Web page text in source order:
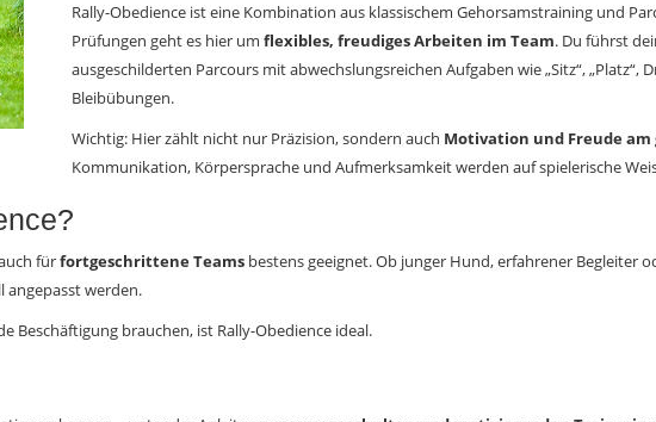
Rally-Obedience ist eine Kombination aus klassischem Gehorsamstraining und
Prüfungen geht es hier um flexibles, freudiges Arbeiten im Team. Du führst
ausgeschilderten Parcours mit abwechslungsreichen Aufgaben wie „Sitz“, „Platz“,
Bleibübungen.
Wichtig: Hier zählt nicht nur Präzision, sondern auch Motivation und Freude am
Kommunikation, Körpersprache und Aufmerksamkeit werden auf spielerische
fürfortgeschrittene Teams bestens geeignet. Ob junger Hund, erfahrener Begleiter
angepasst werden.
Beschäftigung brauchen, ist Rally-Obedience ideal.